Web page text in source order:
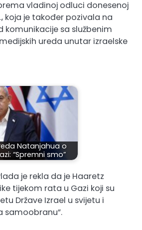
vladinoj odluci donesenoj
koja je također pozivala na
komunikacije sa službenim
ureda unutar izraelske
Natanjahua o
“Spremni smo”
je rekla da je Haaretz
tijekom rata u Gazi koji su
Države Izrael u svijetu i
samoobranu”.